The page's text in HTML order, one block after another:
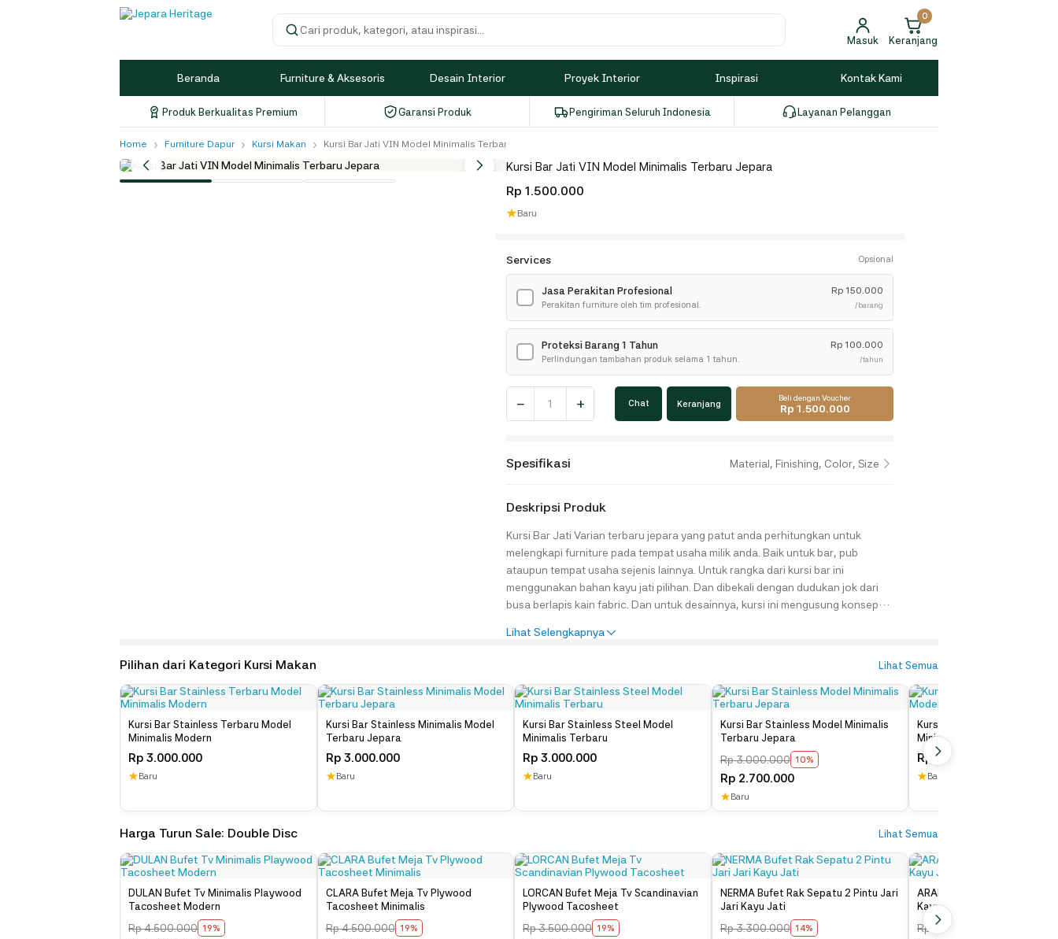
Cari produk Masuk
0
Keranjang
Beranda Furniture & Aksesoris Desain Interior Proyek Interior Inspirasi Kontak Kami
Produk Berkualitas Premium Garansi Produk Pengiriman Seluruh Indonesia Layanan Pelanggan
Home › Furniture Dapur › Kursi Makan › Kursi Bar Jati VIN Model Minimalis Terbaru Jepara
Kursi Bar Jati VIN Model Minimalis Terbaru Jepara
Rp 1.500.000
★Baru
Services Opsional
Jasa Perakitan Profesional
Perakitan furniture oleh tim profesional.
Rp150.000
/barang
Proteksi Barang 1 Tahun
Perlindungan tambahan produk selama 1 tahun.
Rp100.000
/tahun
Kursi
Bar
Jati
Minimalis
Terbaru
− + Chat Keranjang
Beli dengan Voucher
Rp 1.500.000
Spesifikasi Material, Finishing, Color, Size
Deskripsi Produk
Kursi Bar Jati Varian terbaru jepara yang patut anda perhitungkan untuk
melengkapi furniture pada tempat usaha milik anda. Baik untuk bar, pub
ataupun tempat usaha sejenis lainnya. Untuk rangka dari kursi bar ini
menggunakan bahan kayu jati pilihan. Dan dibekali dengan dudukan jok dari
busa berlapis kain fabric. Dan untuk desainnya, kursi ini mengusung konsep
tampilan indah dari lapisan wood finishing warna walnut semi gloss.
Termasuk Assesoris Dimesi Produk : Kursi Cafe : P 46 cm x L 51 cm x T 92 cm
Paket Produk : Kursi Cafe 1 Pcs Care Instructions : Jangan terkena air
berwarna, bara api, asam/bahan kimia. Bersihkan menggunakan kain
microfiber. Lap dengan kain lembab ikuti arah alur kayu. Apabila noda
membandel boleh gunakan air kemudian langsung seka dengan lap kering.
Note Anda bisa custom warna sesuai dengan yang anda inginkan. Anda juga
bisa custom ukuran yang disesuaikan dengan ruang rumah anda.
Lihat Selengkapnya
Pilihan dari Kategori Kursi Makan Lihat Semua
Kursi Bar Stainless Terbaru Model
Minimalis Modern
Rp 3.000.000
★ Baru
Kursi Bar Stainless Minimalis Model
Terbaru Jepara
Rp3.000.000
★ Baru
Kursi Bar Stainless Steel Model
Minimalis Terbaru
Rp 3.000.000
★ Baru
Kursi Bar Stainless Model Minimalis
Terbaru Jepara
Rp3.000.000 10%
Rp2.700.000
★ Baru
Kursi Makan Stainless
Minimalis
Rp 2.000.000
★ Baru
Harga Turun Sale: Double Disc Lihat Semua
DULAN Bufet Tv Minimalis Playwood
Tacosheet Modern
Rp4.500.000 19%
CLARA Bufet Meja Tv Plywood
Tacosheet Minimalis
Rp4.500.000 19%
LORCAN Bufet Meja Tv Scandinavian
Plywood Tacosheet
Rp3.500.000 19%
NERMA Bufet Rak Sepatu 2 Pintu Jari
Jari Kayu Jati
Rp3.300.000 14%
ARAMIN Bufet Rak Sepatu 3
Kayu Jati Minimalis
Rp 4.000.000